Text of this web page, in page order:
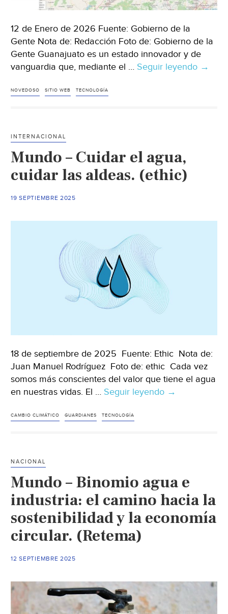
12 de Enero de 2026 Fuente: Gobierno de la
Gente Nota de: Redacción Foto de: Gobierno de la
Gente Guanajuato es un estado innovador y de
vanguardia que, mediante el … Seguir leyendo →
NOVEDOSO SITIO WEB TECNOLOGÍA
INTERNACIONAL
Mundo – Cuidar el agua,
cuidar las aldeas. (ethic)
19 SEPTIEMBRE 2025
18 de septiembre de 2025 Fuente: Ethic Nota de:
Juan Manuel Rodríguez Foto de: ethic Cada vez
somos más conscientes del valor que tiene el agua
en nuestras vidas. El … Seguir leyendo Mundo
aldeas.
(ethic)
→
CAMBIO CLIMÁTICO GUARDIANES TECNOLOGÍA
NACIONAL
Mundo – Binomio agua e
industria: el camino hacia la
sostenibilidad y la economía
circular. (Retema)
12 SEPTIEMBRE 2025